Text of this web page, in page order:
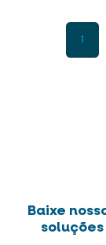
1
Baixe